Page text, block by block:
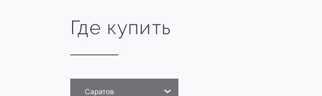
Где купить
Саратов